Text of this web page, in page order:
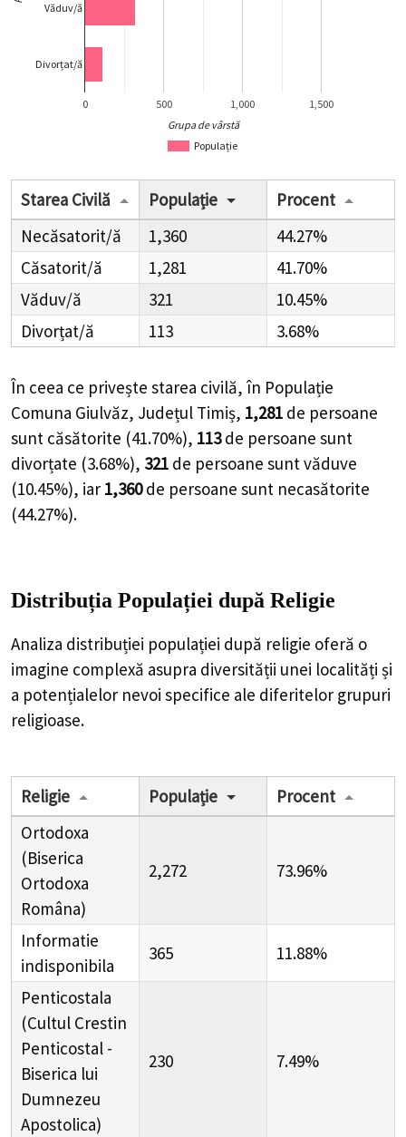
Populație
0 500 1,000 1,500
Văduv/ă
Divorțat/ă
Grupa de vârstă
Starea Civilă Populație
Procent
Necăsatorit/ă
1,360
44.27%
Căsatorit/ă
1,281
41.70%
Văduv/ă
321
10.45%
Divorțat/ă
113 3.68%
În ceea ce privește starea civilă, în Populație
Comuna Giulvăz, Județul Timiș, 1,281 de persoane
sunt căsătorite (41.70%), 113 de persoane sunt
divorțate (3.68%), 321 de persoane sunt văduve
(10.45%), iar 1,360 de persoane sunt necasătorite
(44.27%).
Distribuția Populației după Religie
Analiza distribuției populației după religie oferă o
imagine complexă asupra diversității unei localități și
a potențialelor nevoi specifice ale diferitelor grupuri
religioase.
Religie Populație
Procent
Ortodoxa
(Biserica
Ortodoxa
Româna)
2,272 73.96%
Informatie
indisponibila
365 11.88%
Penticostala
(Cultul Crestin
Penticostal -
Biserica lui
Dumnezeu
Apostolica)
230 7.49%